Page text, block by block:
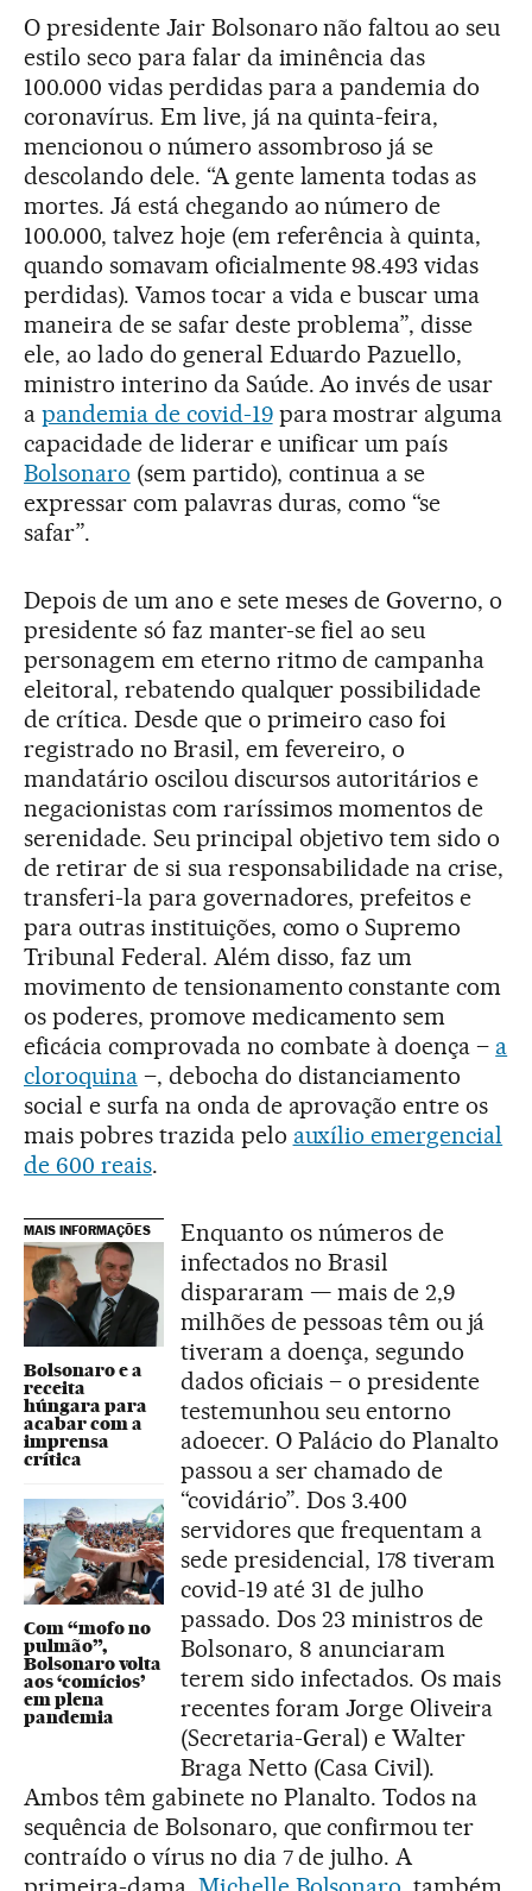
O presidente Jair Bolsonaro não faltou ao seu
estilo seco para falar da iminência das
100.000 vidas perdidas para a pandemia do
coronavírus. Em live, já na quinta-feira,
mencionou o número assombroso já se
descolando dele. “A gente lamenta todas as
mortes. Já está chegando ao número de
100.000, talvez hoje (em referência à quinta,
quando somavam oficialmente 98.493 vidas
perdidas). Vamos tocar a vida e buscar uma
maneira de se safar deste problema”, disse
ele, ao lado do general Eduardo Pazuello,
ministro interino da Saúde. Ao invés de usar
a pandemia de covid-19para mostrar alguma
capacidade de liderar e unificar um país
Bolsonaro (sem partido), continua a se
expressar com palavras duras, como “se
safar”.
Depois de um ano e sete meses de Governo, o
presidente só faz manter-se fiel ao seu
personagem em eterno ritmo de campanha
eleitoral, rebatendo qualquer possibilidade
de crítica. Desde que o primeiro caso foi
registrado no Brasil, em fevereiro, o
mandatário oscilou discursos autoritários e
negacionistas com raríssimos momentos de
serenidade. Seu principal objetivo tem sido o
de retirar de si sua responsabilidade na crise,
transferi-la para governadores, prefeitos e
para outras instituições, como o Supremo
Tribunal Federal. Além disso, faz um
movimento de tensionamento constante com
os poderes, promove medicamento sem
eficácia comprovada no combate à doença – a
cloroquina–, debocha do distanciamento
social e surfa na onda de aprovação entre os
mais pobres trazida pelo auxílio emergencial
de 600 reais.
MAIS INFORMAÇÕES
Bolsonaro e a
receita
húngara para
acabar com a
imprensa
crítica
Com “mofo no
pulmão”,
Bolsonaro volta
aos ‘comícios’
em plena
pandemia
Enquanto os números de
infectados no Brasil
dispararam — mais de 2,9
milhões de pessoas têm ou já
tiveram a doença, segundo
dados oficiais – o presidente
testemunhou seu entorno
adoecer. O Palácio do Planalto
passou a ser chamado de
“covidário”. Dos 3.400
servidores que frequentam a
sede presidencial, 178 tiveram
covid-19 até 31 de julho
passado. Dos 23 ministros de
Bolsonaro, 8 anunciaram
terem sido infectados. Os mais
recentes foram Jorge Oliveira
(Secretaria-Geral) e Walter
Braga Netto (Casa Civil).
Ambos têm gabinete no Planalto. Todos na
sequência de Bolsonaro, que confirmou ter
contraído o vírus no dia 7 de julho. A